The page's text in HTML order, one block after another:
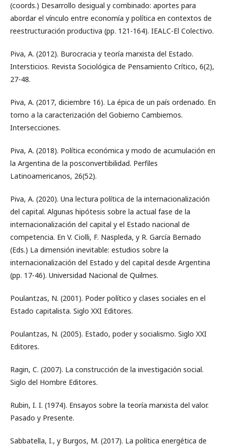
(coords.) Desarrollo desigual y combinado: aportes para
abordar el vínculo entre economía y política en contextos de
reestructuración productiva (pp. 121-164). IEALC-El Colectivo.
Piva, A. (2012). Burocracia y teoría marxista del Estado.
Intersticios. Revista Sociológica de Pensamiento Crítico, 6(2),
27-48.
Piva, A. (2017, diciembre 16). La épica de un país ordenado. En
torno a la caracterización del Gobierno Cambiemos.
Intersecciones.
Piva, A. (2018). Política económica y modo de acumulación en
la Argentina de la posconvertibilidad. Perfiles
Latinoamericanos, 26(52).
Piva, A. (2020). Una lectura política de la internacionalización
del capital. Algunas hipótesis sobre la actual fase de la
internacionalización del capital y el Estado nacional de
competencia. En V. Ciolli, F. Naspleda, y R. García Bernado
(Eds.) La dimensión inevitable: estudios sobre la
internacionalización del Estado y del capital desde Argentina
(pp. 17-46). Universidad Nacional de Quilmes.
Poulantzas, N. (2001). Poder político y clases sociales en el
Estado capitalista. Siglo XXI Editores.
Poulantzas, N. (2005). Estado, poder y socialismo. Siglo XXI
Editores.
Ragin, C. (2007). La construcción de la investigación social.
Siglo del Hombre Editores.
Rubin, I. I. (1974). Ensayos sobre la teoría marxista del valor.
Pasado y Presente.
Sabbatella, I., y Burgos, M. (2017). La política energética de